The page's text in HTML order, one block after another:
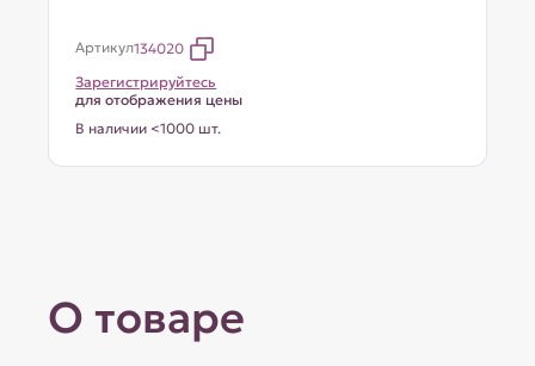
Артикул134020
Зарегистрируйтесь
для отображения цены
В наличии <1000 шт.
О товаре